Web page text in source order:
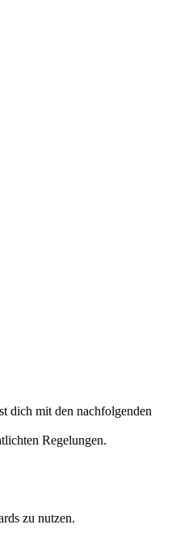
dich mit den nachfolgenden
Regelungen.
zu nutzen.